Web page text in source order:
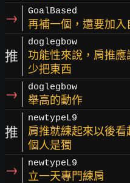
→ GoalBased
再補一個，還要加
推
doglegbow
功能性來說，肩推
少把東西
→ doglegbow
舉高的動作
推
newtypeL9
肩推就練起來以後
個人是獨
→ newtypeL9
立一天專門練肩